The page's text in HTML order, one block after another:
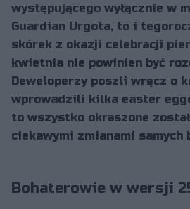
występującego wyłącznie w
Guardian Urgota, to i
skórek z okazji celebracji
kwietnia nie powinien być
Deweloperzy poszli wręcz o
wprowadzili kilka easter
to wszystko okraszone
ciekawymi zmianami samych
Bohaterowie w wersji